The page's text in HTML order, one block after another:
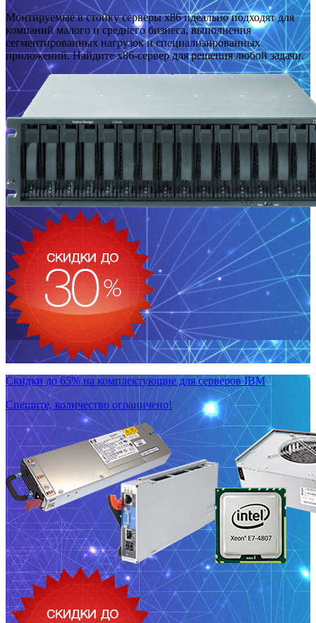
Монтируемые в стойку серверы x86 идеально подходят для
компаний малого и среднего бизнеса, выполнения
сегментированных нагрузок и специализированных
приложений. Найдите x86-сервер для решения любой задачи.
Скидки до 65% на комплектующие для серверов IBM
Спешите, количество ограничено!